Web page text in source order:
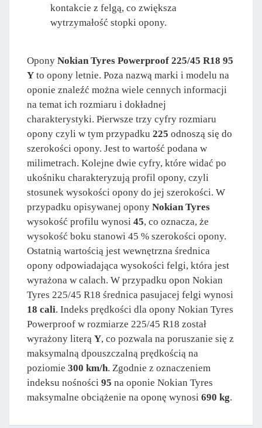
kontakcie z felgą, co zwiększa
wytrzymałość stopki opony.
Opony Nokian Tyres Powerproof 225/45 R18 95
Y to opony letnie. Poza nazwą marki i modelu na
oponie znaleźć można wiele cennych informacji
na temat ich rozmiaru i dokładnej
charakterystyki. Pierwsze trzy cyfry rozmiaru
opony czyli w tym przypadku 225 odnoszą się do
szerokości opony. Jest to wartość podana w
milimetrach. Kolejne dwie cyfry, które widać po
ukośniku charakteryzują profil opony, czyli
stosunek wysokości opony do jej szerokości. W
przypadku opisywanej opony Nokian Tyres
wysokość profilu wynosi 45, co oznacza, że
wysokość boku stanowi 45 % szerokości opony.
Ostatnią wartością jest wewnętrzna średnica
opony odpowiadająca wysokości felgi, która jest
wyrażona w calach. W przypadku opon Nokian
Tyres 225/45 R18 średnica pasujacej felgi wynosi
18 cali. Indeks prędkości dla opony Nokian Tyres
Powerproof w rozmiarze 225/45 R18 został
wyrażony literą Y, co pozwala na poruszanie się z
maksymalną dpouszczalną prędkością na
poziomie 300 km/h. Zgodnie z oznaczeniem
indeksu nośności 95 na oponie Nokian Tyres
maksymalne obciążenie na oponę wynosi 690 kg.